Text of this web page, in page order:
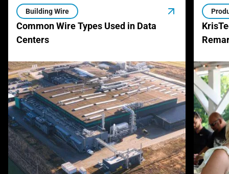
Building Wire
Common Wire Types Used in Data
Centers